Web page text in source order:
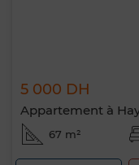
5 000 DH
Appartement à
67 m²